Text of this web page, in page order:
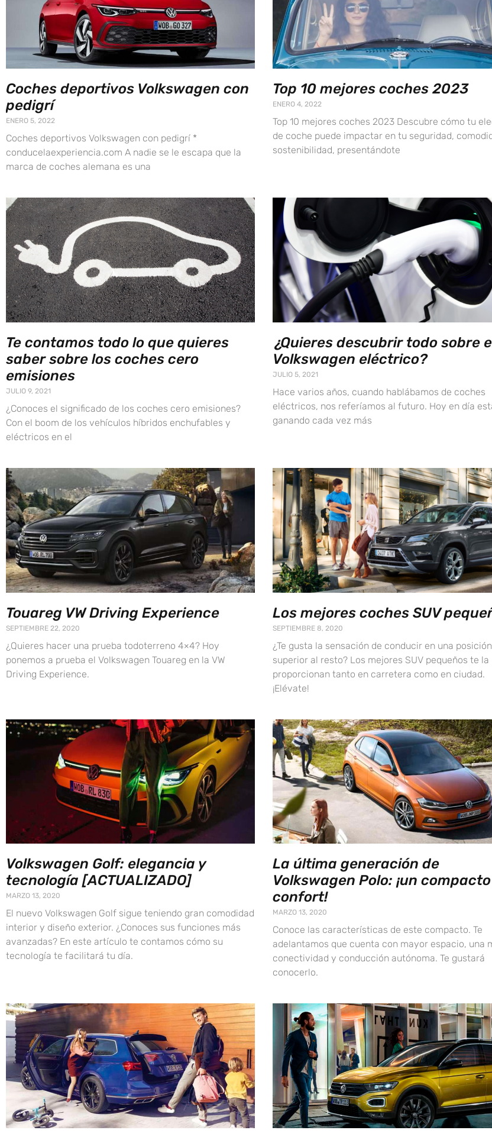
Coches deportivos Volkswagen con
pedigrí
ENERO 5, 2022
Coches deportivos Volkswagen con pedigrí *
conducelaexperiencia.com A nadie se le escapa que la
marca de coches alemana es una
Top 10 mejores coches 2023
ENERO 4, 2022
Top 10 mejores coches 2023 Descubre cómo tu
de coche puede impactar en tu seguridad,
sostenibilidad, presentándote
Te contamos todo lo que quieres
saber sobre los coches cero
emisiones
JULIO 9, 2021
¿Conoces el significado de los coches cero emisiones?
Con el boom de los vehículos híbridos enchufables y
eléctricos en el
¿Quieres descubrir todo sobre
Volkswagen eléctrico?
JULIO 5, 2021
Hace varios años, cuando hablábamos de coches
eléctricos, nos referíamos al futuro. Hoy en día
ganando cada vez más
Touareg VW Driving Experience
SEPTIEMBRE 22, 2020
¿Quieres hacer una prueba todoterreno 4×4? Hoy
ponemos a prueba el Volkswagen Touareg en la VW
Driving Experience.
Los mejores coches SUV
SEPTIEMBRE 8, 2020
¿Te gusta la sensación de conducir en una posición
superior al resto? Los mejores SUV pequeños te la
proporcionan tanto en carretera como en ciudad.
¡Elévate!
Volkswagen Golf: elegancia y
tecnología [ACTUALIZADO]
MARZO 13, 2020
El nuevo Volkswagen Golf sigue teniendo gran comodidad
interior y diseño exterior. ¿Conoces sus funciones más
avanzadas? En este artículo te contamos cómo su
tecnología te facilitará tu día.
La última generación de
Volkswagen Polo: ¡un
confort!
MARZO 13, 2020
Conoce las características de este compacto. Te
adelantamos que cuenta con mayor espacio, una
conectividad y conducción autónoma. Te gustará
conocerlo.